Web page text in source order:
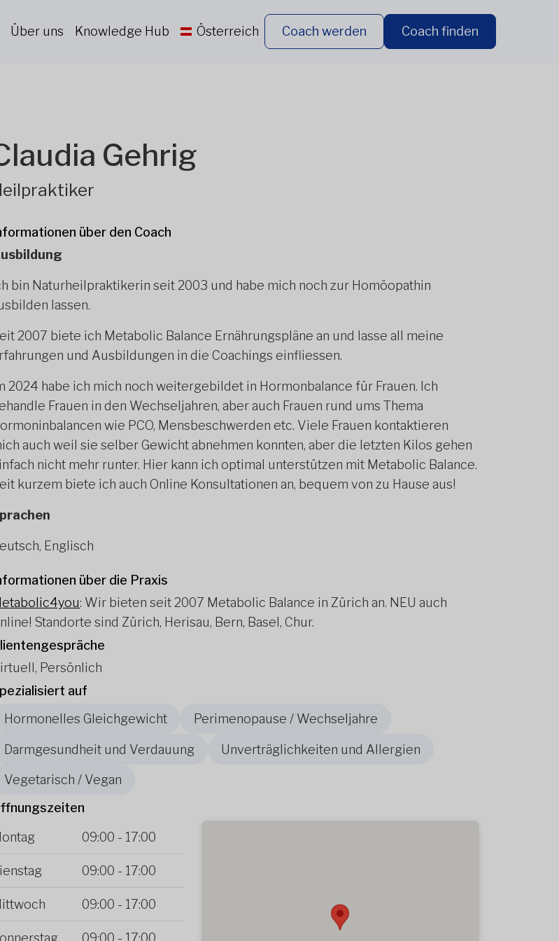
Über uns Knowledge Hub Österreich Coach werden Coach finden
Gehrig
über den Coach
bin Naturheilpraktikerin seit 2003 und habe mich noch zur Homöopathin
lassen.
2007 biete ich Metabolic Balance Ernährungspläne an und lasse all meine
und Ausbildungen in die Coachings einfliessen.
2024 habe ich mich noch weitergebildet in Hormonbalance für Frauen. Ich
Frauen in den Wechseljahren, aber auch Frauen rund ums Thema
wie PCO, Mensbeschwerden etc. Viele Frauen kontaktieren
auch weil sie selber Gewicht abnehmen konnten, aber die letzten Kilos gehen
nicht mehr runter. Hier kann ich optimal unterstützen mit Metabolic Balance.
kurzem biete ich auch Online Konsultationen an, bequem von zu Hause aus!
Englisch
über die Praxis
: Wir bieten seit 2007 Metabolic Balance in Zürich an. NEU auch
Standorte sind Zürich, Herisau, Bern, Basel, Chur.
Persönlich
auf
Hormonelles Gleichgewicht
Perimenopause / Wechseljahre
Darmgesundheit und Verdauung Unverträglichkeiten und Allergien
Vegetarisch / Vegan
09:00 - 17:00
09:00 - 17:00
09:00 - 17:00
09:00 - 17:00